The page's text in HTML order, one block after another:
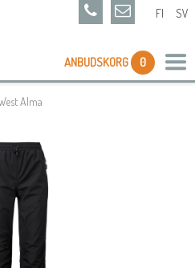
FI SV
ANBUDSKORG 0
Alma